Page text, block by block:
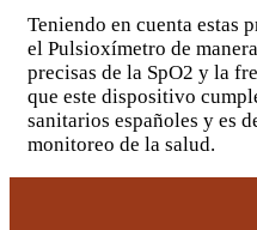
Teniendo en cuenta estas
el Pulsioxímetro de
precisas de la SpO2 y la
que este dispositivo
sanitarios españoles y es
monitoreo de la salud.